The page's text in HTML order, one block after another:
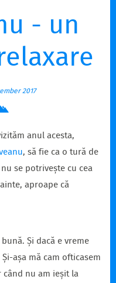
- un
2017
anul acesta,
, să fie ca o tură de
se potrivește cu cea
aproape că
Și dacă e vreme
așa mă cam ofticasem
nu am ieșit la